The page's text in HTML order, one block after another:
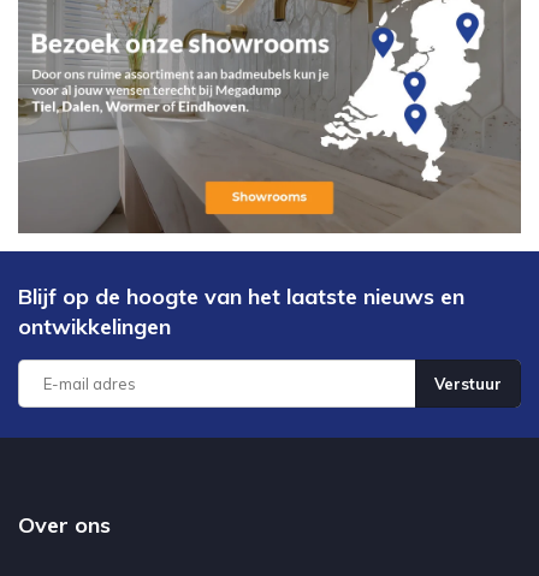
Blijf op de hoogte van het laatste nieuws en
ontwikkelingen
Verstuur
Over ons